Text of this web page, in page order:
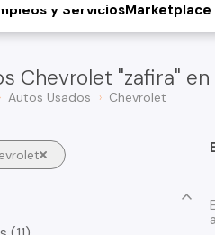
y ServiciosMarketplace
Chevrolet "zafira" en
Autos Usados Chevrolet